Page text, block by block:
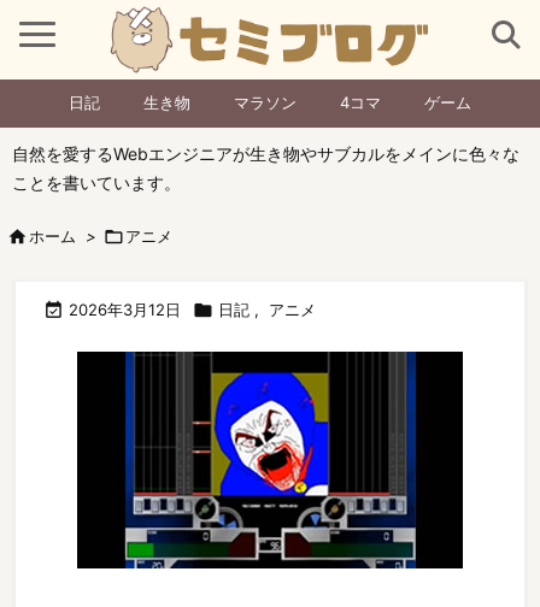
日記 生き物 マラソン 4コマ ゲーム
自然を愛するWebエンジニアが生き物やサブカルをメインに色々な
ことを書いています。
ホーム > アニメ
 2026年3月12日  日記 , アニメ